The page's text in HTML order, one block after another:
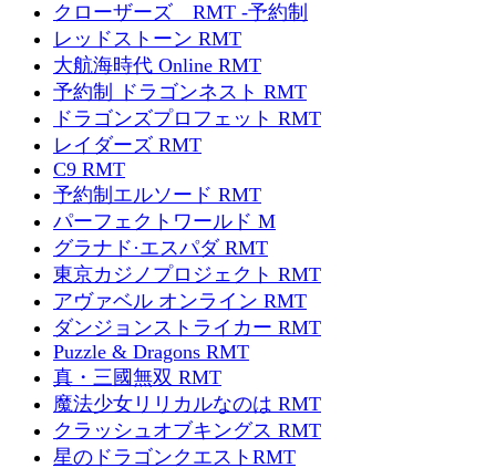
クローザーズ RMT -予約制
レッドストーン RMT
大航海時代 Online RMT
予約制 ドラゴンネスト RMT
ドラゴンズプロフェット RMT
レイダーズ RMT
C9 RMT
予約制エルソード RMT
パーフェクトワールド M
グラナド·エスパダ RMT
東京カジノプロジェクト RMT
アヴァベル オンライン RMT
ダンジョンストライカー RMT
Puzzle & Dragons RMT
真・三國無双 RMT
魔法少女リリカルなのは RMT
クラッシュオブキングス RMT
星のドラゴンクエストRMT